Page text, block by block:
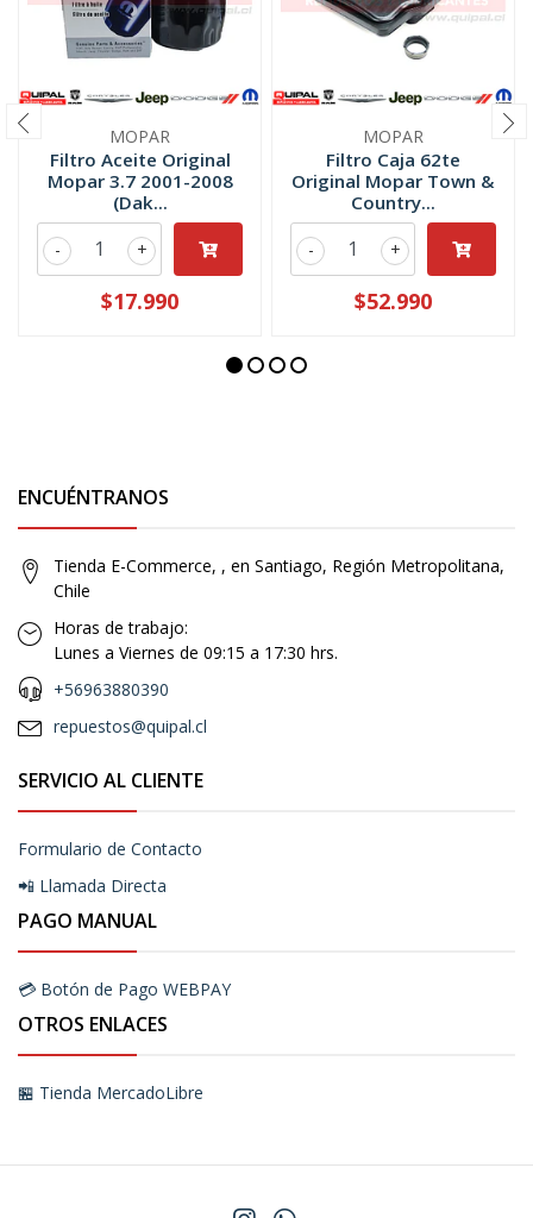
MOPAR
Filtro Aceite Original
Mopar 3.7 2001-2008
(Dak...
+
-
$17.990
MOPAR
Filtro Caja 62te
Original Mopar Town &
Country...
+
-
$52.990
ENCUÉNTRANOS
Tienda E-Commerce, , en Santiago, Región Metropolitana,
Chile
Horas de trabajo:
Lunes a Viernes de 09:15 a 17:30 hrs.
+56963880390
repuestos@quipal.cl
SERVICIO AL CLIENTE
Formulario de Contacto
📲 Llamada Directa
PAGO MANUAL
💳 Botón de Pago WEBPAY
OTROS ENLACES
🏪 Tienda MercadoLibre